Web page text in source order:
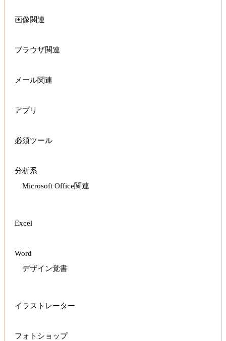
画像関連
ブラウザ関連
メール関連
アプリ
必須ツール
分析系
Microsoft Office関連
Excel
Word
デザイン覚書
イラストレーター
フォトショップ